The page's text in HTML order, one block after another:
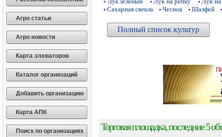
Агро статьи
Агро новости
Карта элеваторов
Каталог организаций
Добавить организацию
Карта АПК
Поиск по организациях
• • •
• Сахарная свекла • Чеснок • Шалфей •
Полный список культур
Торговая площадка, последние 5